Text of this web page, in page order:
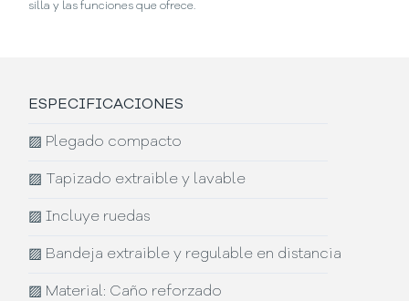
silla y las funciones que ofrece.
ESPECIFICACIONES
▨ Plegado compacto
▨ Tapizado extraible y lavable
▨Incluye ruedas
▨ Bandeja extraible y regulable en distancia
▨ Material: Caño reforzado